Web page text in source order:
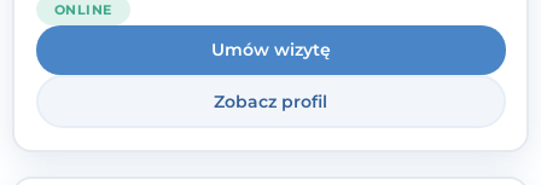
ONLINE
Umów wizytę
Zobacz profil